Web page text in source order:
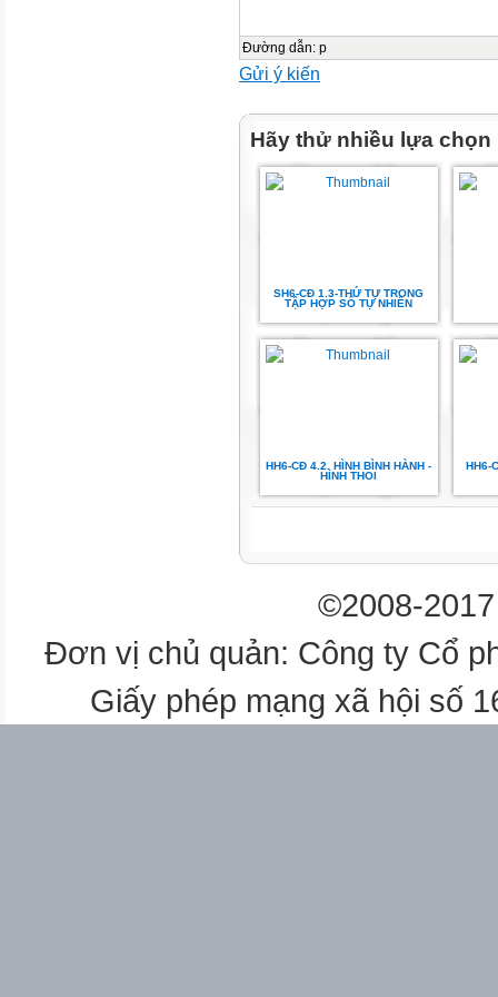
.
C.
.
C.
D.
Đường dẫn: p
Gửi ý kiến
Hãy thử nhiều lựa chọn
SH6-CĐ 1.3-THỨ TỰ TRONG
TẬP HỢP SỐ TỰ NHIÊN
HH6-CĐ 4.2. HÌNH BÌNH HÀNH -
HÌNH THOI
HH6-
©2008-
Đơn vị chủ quản: Công ty Cổ
Giấy phép mạng xã hội số